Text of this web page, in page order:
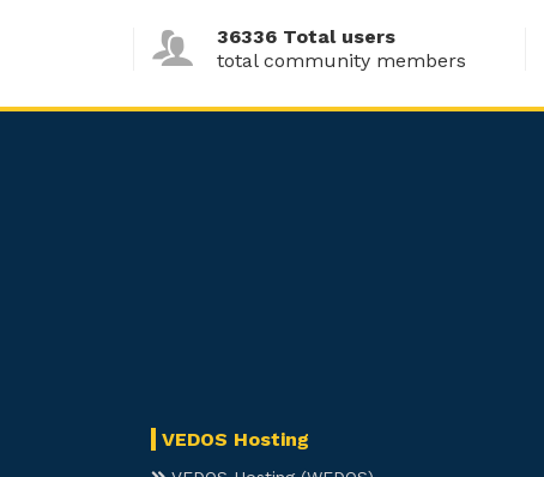
36336 Total users
total community members
VEDOS Hosting